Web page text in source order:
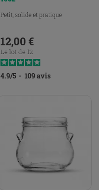
Petit, solide et pratique
Prix
12,00 €
Le lot de 12
4.9/5 - 109 avis